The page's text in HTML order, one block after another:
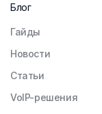
Блог
Гайды
Новости
Статьи
VoIP-решения